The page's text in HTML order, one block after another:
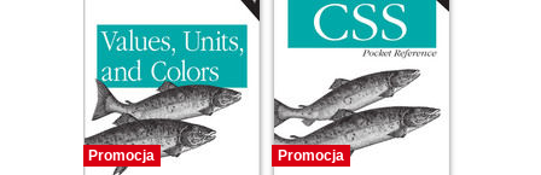
Promocja Promocja